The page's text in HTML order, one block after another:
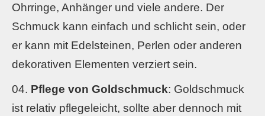
Ohrringe, Anhänger und viele andere. Der
Schmuck kann einfach und schlicht sein, oder
er kann mit Edelsteinen, Perlen oder anderen
dekorativen Elementen verziert sein.
Pflege von Goldschmuck: Goldschmuck
ist relativ pflegeleicht, sollte aber dennoch mit